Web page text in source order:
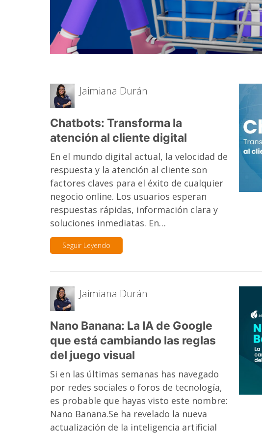
Jaimiana Durán
Chatbots: Transforma la
atención al cliente digital
En el mundo digital actual, la velocidad de
respuesta y la atención al cliente son
factores claves para el éxito de cualquier
negocio online. Los usuarios esperan
respuestas rápidas, información clara y
soluciones inmediatas. En…
Seguir Leyendo
Jaimiana Durán
Nano Banana: La IA de Google
que está cambiando las reglas
del juego visual
Si en las últimas semanas has navegado
por redes sociales o foros de tecnología,
es probable que hayas visto este nombre:
Nano Banana.Se ha revelado la nueva
actualización de la inteligencia artificial